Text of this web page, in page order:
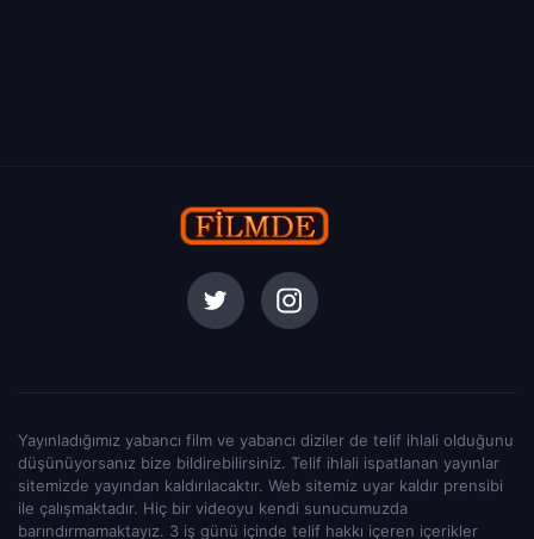
Yayınladığımız yabancı film ve yabancı diziler de telif ihlali olduğunu
düşünüyorsanız bize bildirebilirsiniz. Telif ihlali ispatlanan yayınlar
sitemizde yayından kaldırılacaktır. Web sitemiz uyar kaldır prensibi
ile çalışmaktadır. Hiç bir videoyu kendi sunucumuzda
barındırmamaktayız. 3 iş günü içinde telif hakkı içeren içerikler